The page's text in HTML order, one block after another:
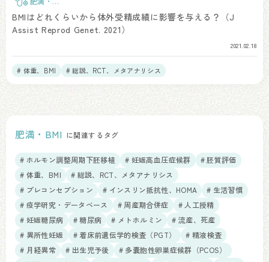
BMI
BMIはどれくらいから体外受精成績に影響を与える？（J
Assist Reprod Genet. 2021）
2021.02.18
# 体重、BMI # 総説、RCT、メタアナリシス
肥満・BMI に関連するタグ
# ホルモン調整周期下胚移植 # 妊娠高血圧症候群
# 胚質評価
# 体重、BMI
# 総説、RCT、メタアナリシス
# プレコンセプション
# インスリン抵抗性、HOMA
# 生活習慣
# 疫学研究・データベース
# 周産期合併症
# 人工授精
# 妊娠糖尿病
# 糖尿病 # メトホルミン
# 流産、死産
# 異所性妊娠
# 着床前遺伝学的検査（PGT）
# 精液検査
# 月経異常
# 出生児予後
# 多嚢胞性卵巣症候群（PCOS）